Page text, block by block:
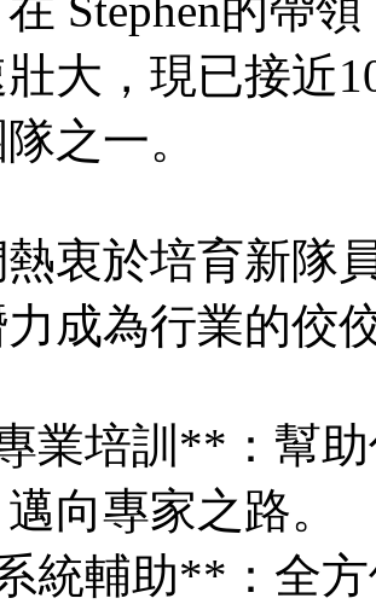
Stephen的帶
大，現已接近
之一。
衷於培育新隊
成為行業的佼
業培訓**：幫
向專家之路。
統輔助**：全